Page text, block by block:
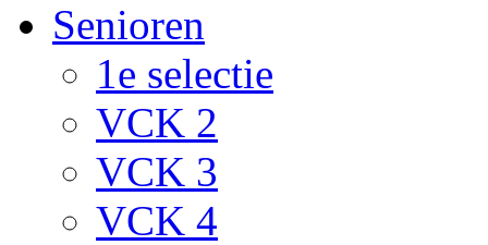
Senioren
1e selectie
VCK 2
VCK 3
VCK 4